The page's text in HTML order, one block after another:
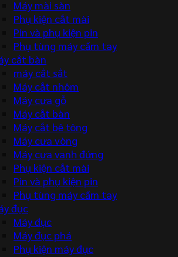
Máy mài sàn
Phụ kiện cắt mài
Pin và phụ kiện pin
Phụ tùng máy cầm tay
cắt bàn
máy cắt sắt
Máy cắt nhôm
Máy cưa gỗ
Máy cắt bàn
Máy cắt bê tông
Máy cưa vòng
Máy cưa vanh đứng
Phụ kiện cắt mài
Pin và phụ kiện pin
Phụ tùng máy cầm tay
đục
Máy đục
Máy đục phá
Phụ kiện máy đục